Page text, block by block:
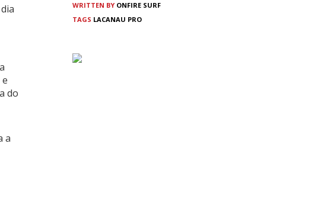
do
a
WRITTEN BY ONFIRE SURF
TAGS LACANAU PRO